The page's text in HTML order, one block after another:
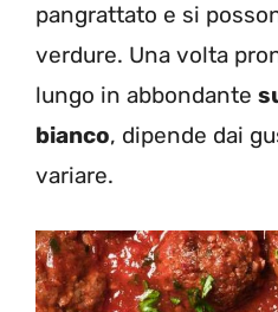
pangrattato e si
verdure. Una volta
lungo in abbondante
bianco, dipende dai
variare.